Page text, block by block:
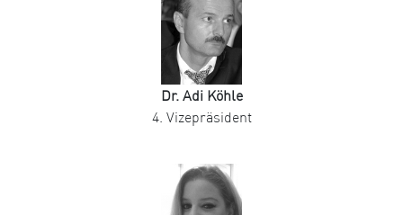
Dr. Adi Köhle
4. Vizepräsident